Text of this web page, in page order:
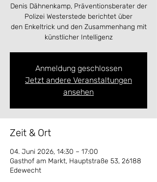
Denis Dähnenkamp, Präventionsberater der
Polizei Westerstede berichtet über
den Enkeltrick und den Zusammenhang mit
künstlicher Intelligenz
Anmeldung geschlossen
Jetzt andere Veranstaltungen
ansehen
Zeit & Ort
04. Juni 2026, 14:30 – 17:00
Gasthof am Markt, Hauptstraße 53, 26188
Edewecht